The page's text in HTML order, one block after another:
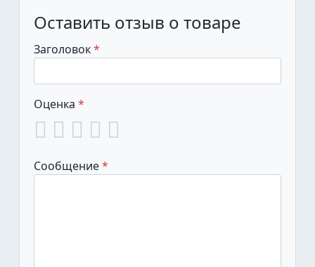
Оставить отзыв о товаре
Заголовок
Оценка
Сообщение